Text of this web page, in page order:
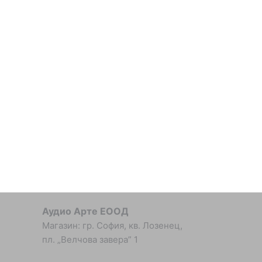
Аудио Арте ЕООД
Магазин: гр. София, кв. Лозенец,
пл. „Велчова завера” 1